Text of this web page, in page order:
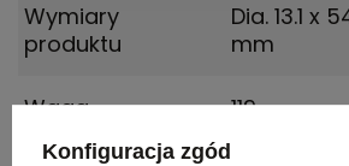
Wymiary
produktu
Dia. 13.1 x
mm
Waga
produktu (g)
119
Konfiguracja zgód